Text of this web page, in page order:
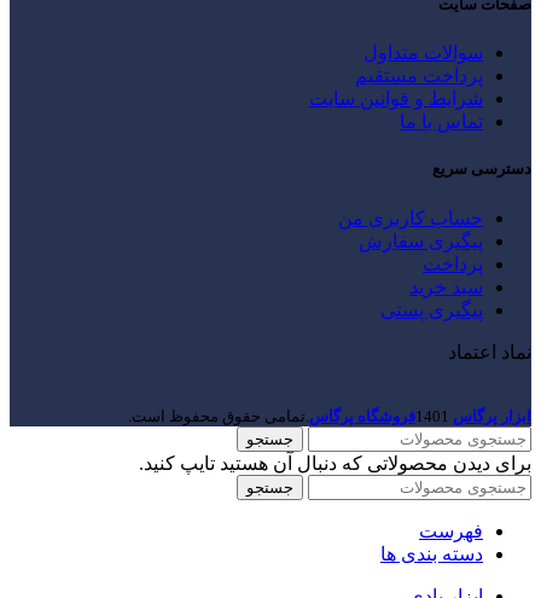
صفحات سایت
سوالات متداول
پرداخت مستقیم
شرایط و قوانین سایت
تماس با ما
دسترسی سریع
حساب کاربری من
پیگیری سفارش
پرداخت
سبد خرید
پیگیری پستی
نماد اعتماد
ابزار پرگاس 1401فروشگاه پرگاس .تمامی حقوق محفوظ است.
جستجو
برای دیدن محصولاتی که دنبال آن هستید تایپ کنید.
جستجو
فهرست
دسته بندی ها